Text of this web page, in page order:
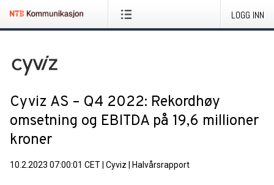
LOGG INN
Cyviz AS – Q4 2022: Rekordhøy
omsetning og EBITDA på 19,6 millioner
kroner
10.2.2023 07:00:01 CET Cyviz Halvårsrapport